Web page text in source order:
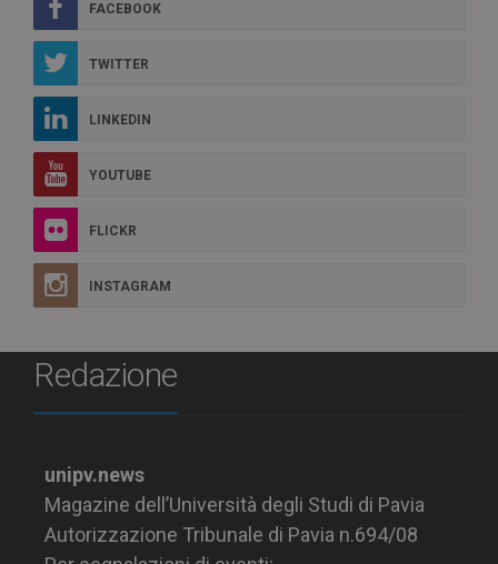
FACEBOOK
TWITTER
LINKEDIN
YOUTUBE
FLICKR
INSTAGRAM
Redazione
unipv.news
Magazine dell’Università degli Studi di Pavia
Autorizzazione Tribunale di Pavia n.694/08